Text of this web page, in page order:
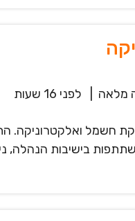
מלאה לפני 16 שעות
ואלקטרוניקה.
בישיבות הנהלה,